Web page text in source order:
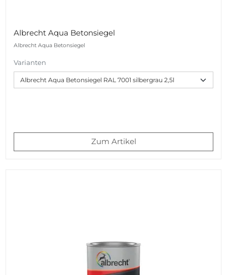
Albrecht Aqua Betonsiegel
Albrecht Aqua Betonsiegel
Varianten
Zum Artikel